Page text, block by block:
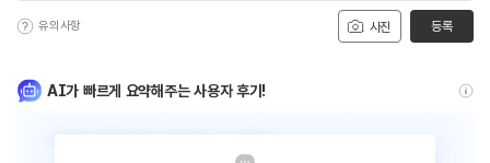
사진
유의사항 등록
AI가 빠르게 요약해주는 사용자 후기!